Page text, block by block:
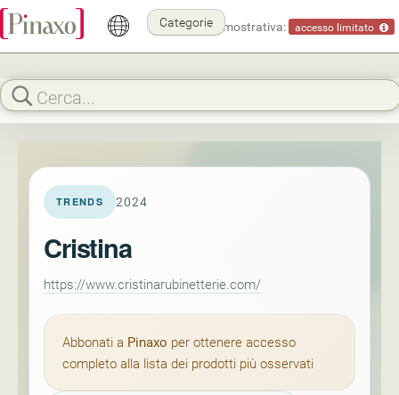
Modalità dimostrativa: accesso limitato
Categorie
TRENDS 2024
Cristina
https://www.cristinarubinetterie.com/
Abbonati a Pinaxo per ottenere accesso
completo alla lista dei prodotti più osservati